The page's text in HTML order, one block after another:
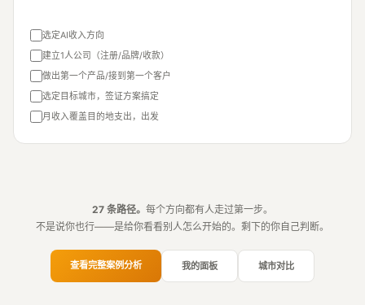
选定AI收入方向
建立1人公司（注册/品牌/收款）
做出第一个产品/接到第一个客户
选定目标城市，签证方案搞定
月收入覆盖目的地支出，出发
27 条路径。 每个方向都有人走过第一步。
不是说你也行——是给你看看别人怎么开始的。剩下的你自己判断。
查看完整案例分析 我的面板 城市对比